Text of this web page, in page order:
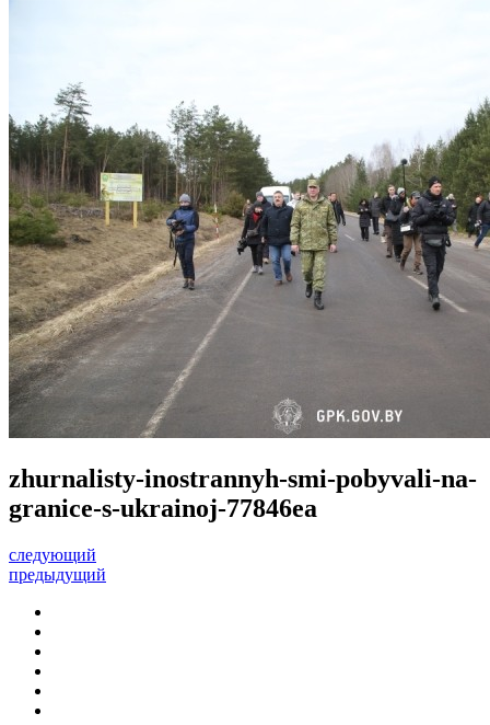
zhurnalisty-inostrannyh-smi-pobyvali-na-
granice-s-ukrainoj-77846ea
следующий
предыдущий